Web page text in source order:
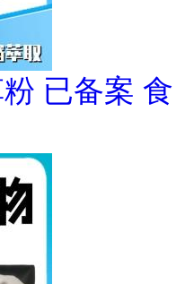
已备案 食